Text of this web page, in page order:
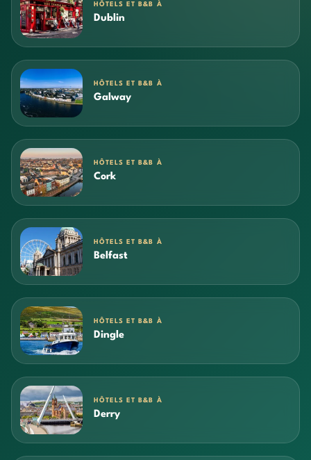
HÔTELS ET B&B À
Dublin
HÔTELS ET B&B À
Galway
HÔTELS ET B&B À
Cork
HÔTELS ET B&B À
Belfast
HÔTELS ET B&B À
Dingle
HÔTELS ET B&B À
Derry